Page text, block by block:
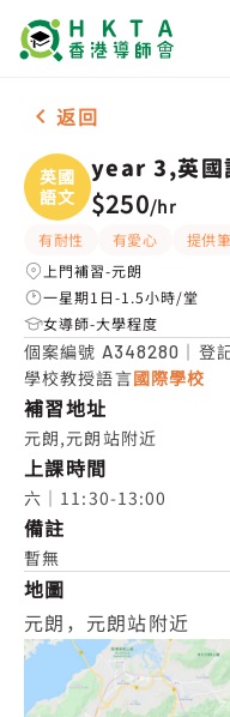
女-1名 year 3,英國語
返回
英國
語文
year 3,英國
$250/hr
有耐性 有愛心 提供
上門補習-元朗
一星期1日-1.5小時/堂
女導師-大學程度
個案編號 A348280 ｜登
學校教授語言國際學校
補習地址
元朗,元朗站附近
上課時間
六｜11:30-13:00
備註
暫無
地圖
元朗，元朗站附近